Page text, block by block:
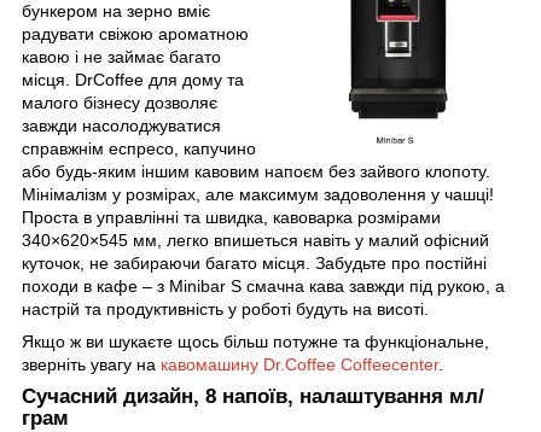
бункером на зерно вміє
радувати свіжою ароматною
кавою і не займає багато
місця. DrCoffee для дому та
малого бізнесу дозволяє
завжди насолоджуватися
справжнім еспресо, капучино
або будь-яким іншим кавовим напоєм без зайвого клопоту.
Мінімалізм у розмірах, але максимум задоволення у чашці!
Проста в управлінні та швидка, кавоварка розмірами
340×620×545 мм, легко впишеться навіть у малий офісний
куточок, не забираючи багато місця. Забудьте про постійні
походи в кафе – з Minibar S смачна кава завжди під рукою, а
настрій та продуктивність у роботі будуть на висоті.
Якщо ж ви шукаєте щось більш потужне та функціональне,
зверніть увагу на кавомашину Dr.Coffee Coffeecenter.
Сучасний дизайн, 8 напоїв, налаштування мл/
грам